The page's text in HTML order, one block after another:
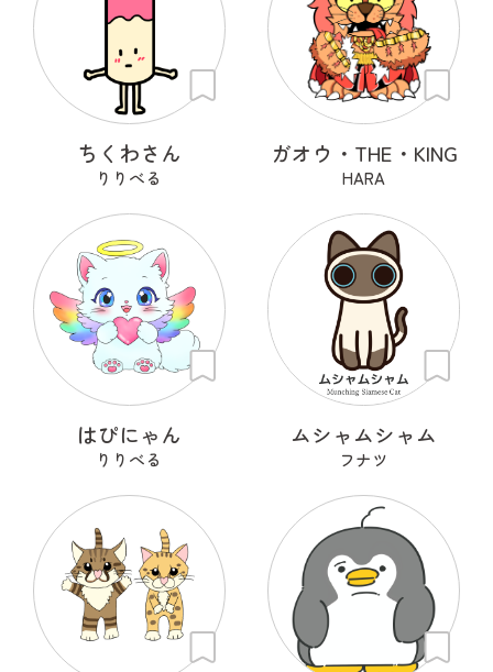
ちくわさん
りりべる
ガオウ・THE・KING
HARA
はぴにゃん
りりべる
ムシャムシャム
フナツ